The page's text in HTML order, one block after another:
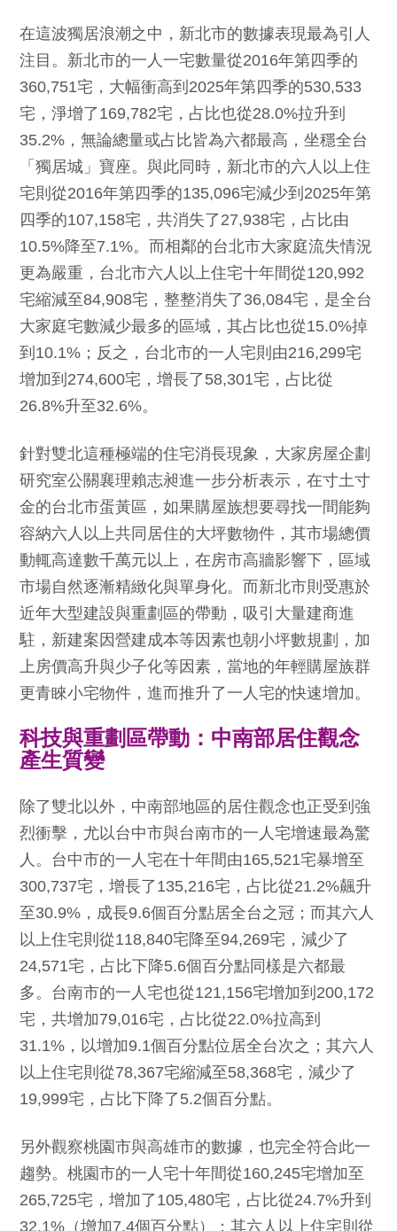
在這波獨居浪潮之中，新北市的數據表現最為引人
注目。新北市的一人一宅數量從2016年第四季的
360,751宅，大幅衝高到2025年第四季的530,533
宅，淨增了169,782宅，占比也從28.0%拉升到
35.2%，無論總量或占比皆為六都最高，坐穩全台
「獨居城」寶座。與此同時，新北市的六人以上住
宅則從2016年第四季的135,096宅減少到2025年第
四季的107,158宅，共消失了27,938宅，占比由
10.5%降至7.1%。而相鄰的台北市大家庭流失情況
更為嚴重，台北市六人以上住宅十年間從120,992
宅縮減至84,908宅，整整消失了36,084宅，是全台
大家庭宅數減少最多的區域，其占比也從15.0%掉
到10.1%；反之，台北市的一人宅則由216,299宅
增加到274,600宅，增長了58,301宅，占比從
26.8%升至32.6%。
針對雙北這種極端的住宅消長現象，大家房屋企劃
研究室公關襄理賴志昶進一步分析表示，在寸土寸
金的台北市蛋黃區，如果購屋族想要尋找一間能夠
容納六人以上共同居住的大坪數物件，其市場總價
動輒高達數千萬元以上，在房市高牆影響下，區域
市場自然逐漸精緻化與單身化。而新北市則受惠於
近年大型建設與重劃區的帶動，吸引大量建商進
駐，新建案因營建成本等因素也朝小坪數規劃，加
上房價高升與少子化等因素，當地的年輕購屋族群
更青睞小宅物件，進而推升了一人宅的快速增加。
科技與重劃區帶動：中南部居住觀念
產生質變
除了雙北以外，中南部地區的居住觀念也正受到強
烈衝擊，尤以台中市與台南市的一人宅增速最為驚
人。台中市的一人宅在十年間由165,521宅暴增至
300,737宅，增長了135,216宅，占比從21.2%飆升
至30.9%，成長9.6個百分點居全台之冠；而其六人
以上住宅則從118,840宅降至94,269宅，減少了
24,571宅，占比下降5.6個百分點同樣是六都最
多。台南市的一人宅也從121,156宅增加到200,172
宅，共增加79,016宅，占比從22.0%拉高到
31.1%，以增加9.1個百分點位居全台次之；其六人
以上住宅則從78,367宅縮減至58,368宅，減少了
19,999宅，占比下降了5.2個百分點。
另外觀察桃園市與高雄市的數據，也完全符合此一
趨勢。桃園市的一人宅十年間從160,245宅增加至
265,725宅，增加了105,480宅，占比從24.7%升到
32.1%（增加7.4個百分點）；其六人以上住宅則從